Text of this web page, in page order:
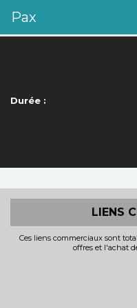
Pax
Durée :
LIENS
Ces liens commerciaux sont
offres et l'achat